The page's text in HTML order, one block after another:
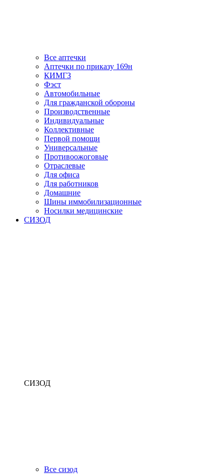
Все аптечки
Аптечки по приказу 169н
КИМГЗ
Фэст
Автомобильные
Для гражданской обороны
Производственные
Индивидуальные
Коллективные
Первой помощи
Универсальные
Противоожоговые
Отраслевые
Для офиса
Для работников
Домашние
Шины иммобилизационные
Носилки медицинские
СИЗОД
СИЗОД
Все сизод